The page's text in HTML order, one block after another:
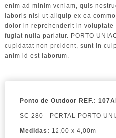
enim ad minim veniam, quis
laboris nisi ut aliquip ex ea
dolor in reprehenderit in voluptate
fugiat nulla pariatur. PORTO
cupidatat non proident, sunt in
anim id est laborum.
Ponto de Outdoor REF.:
SC 280 - PORTAL PORTO
Medidas: 12,00 x 4,00m